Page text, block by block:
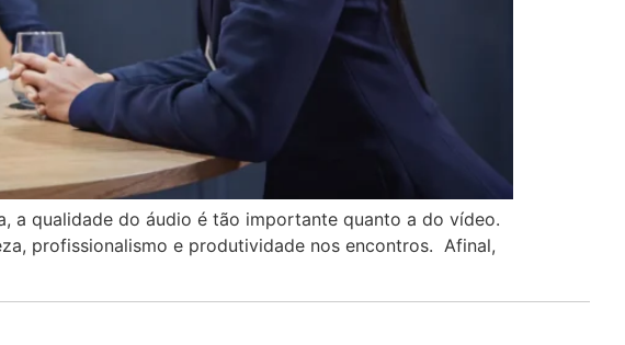
a qualidade do áudio é tão importante quanto a do vídeo.
profissionalismo e produtividade nos encontros. Afinal,